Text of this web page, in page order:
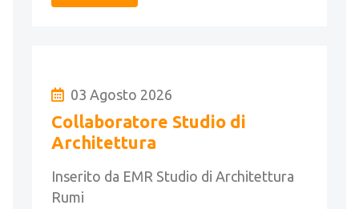
03 Agosto 2026
Collaboratore Studio di
Architettura
Inserito da EMR Studio di Architettura
Rumi